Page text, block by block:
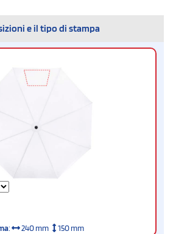
e il tipo di stampa
: 240 mm 150 mm